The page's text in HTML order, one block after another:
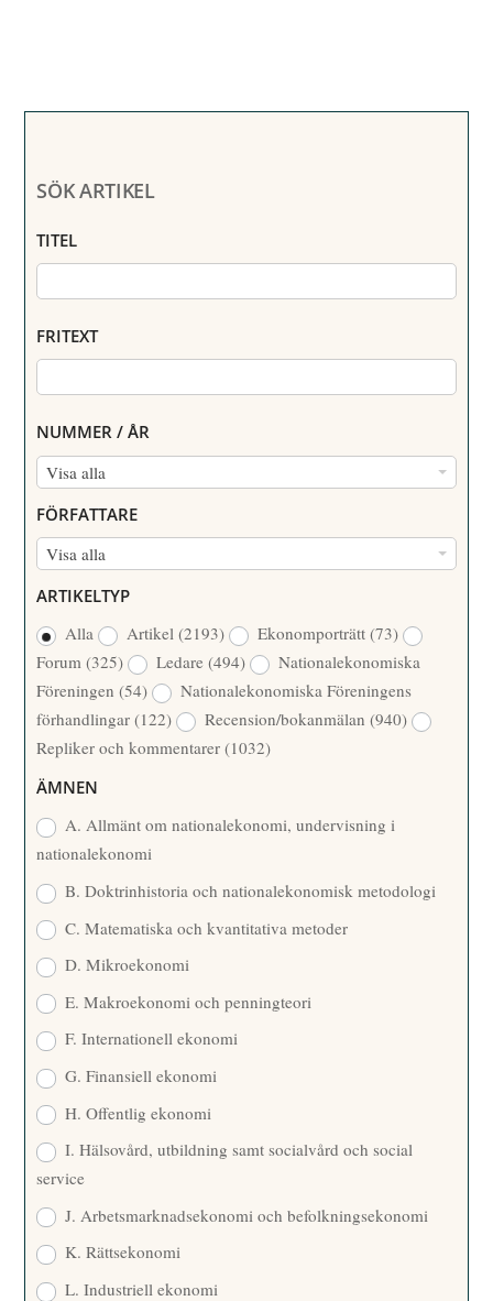
SÖK ARTIKEL
TITEL
FRITEXT
NUMMER / ÅR
Visa alla
N
M
M
/
Å
R
FÖRFATTARE
Visa alla
R
F
A
T
T
A
R
ARTIKELTYP
Alla
Artikel(2193) Ekonomporträtt(73)
Forum(325) Ledare(494)
Nationalekonomiska
Föreningen(54)
Nationalekonomiska Föreningens
förhandlingar(122) Recension/bokanmälan(940)
Repliker och kommentarer(1032)
ÄMNEN
A. Allmänt om nationalekonomi, undervisning i
nationalekonomi
B. Doktrinhistoria och nationalekonomisk metodologi
C. Matematiska och kvantitativa metoder
D. Mikroekonomi
E. Makroekonomi och penningteori
F. Internationell ekonomi
G. Finansiell ekonomi
H. Offentlig ekonomi
I. Hälsovård, utbildning samt socialvård och social
service
J. Arbetsmarknadsekonomi och befolkningsekonomi
K. Rättsekonomi
L. Industriell ekonomi